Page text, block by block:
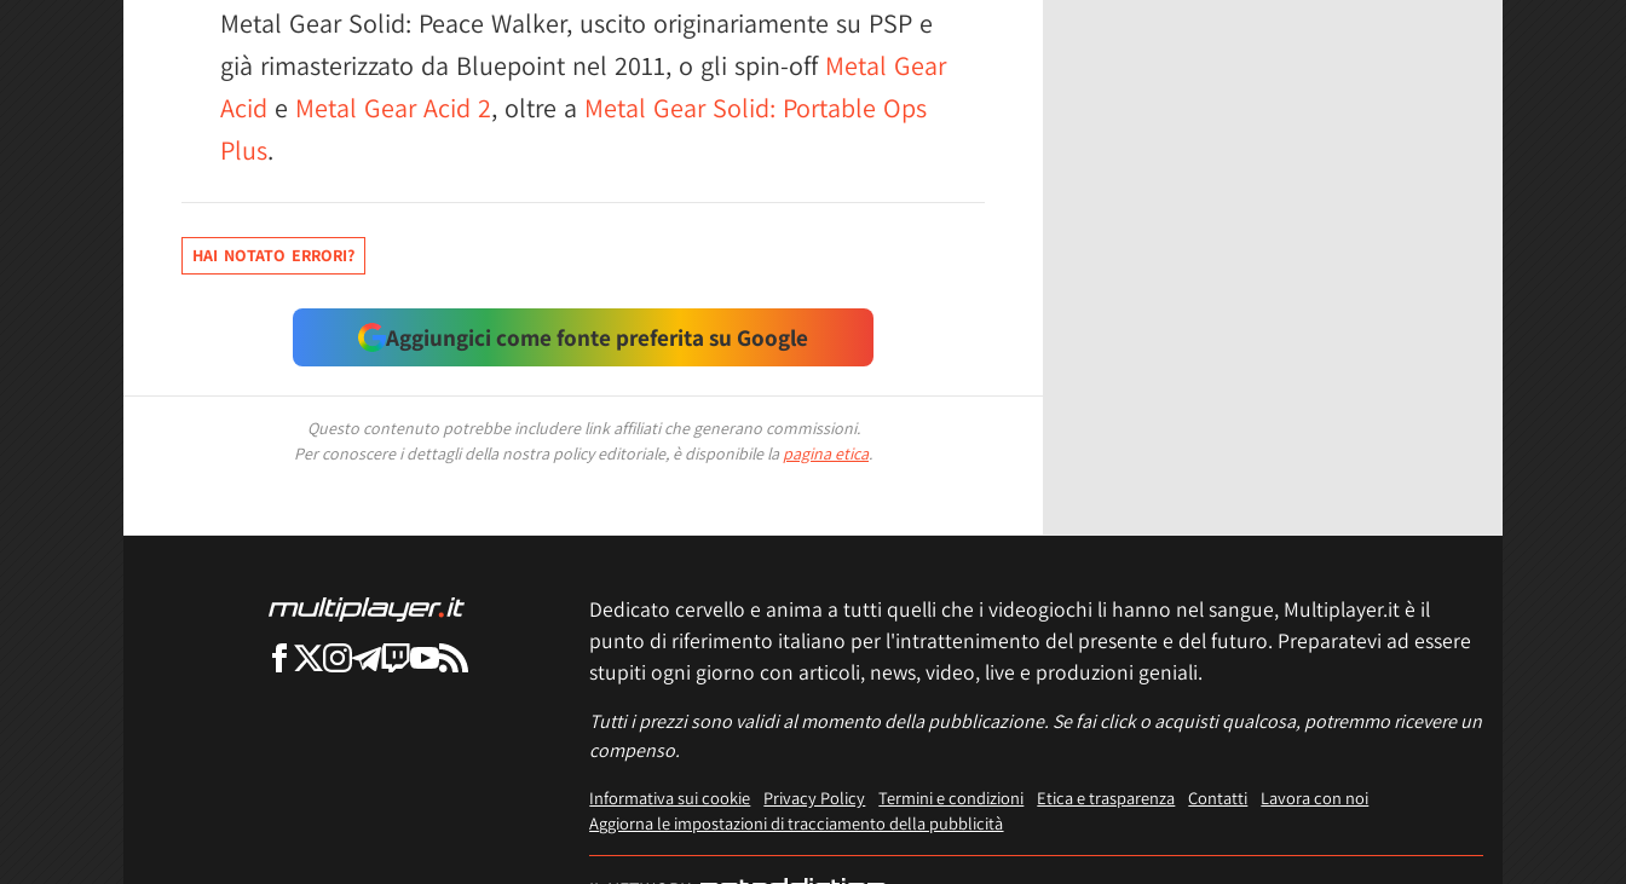
Metal Gear Solid: Peace Walker, uscito originariamente su PSP e
già rimasterizzato da Bluepoint nel 2011, o gli spin-off Metal Gear
Acid e Metal Gear Acid 2, oltre a Metal Gear Solid: Portable Ops
Plus.
HAI NOTATO ERRORI?
Aggiungici come fonte preferita su Google
Questo contenuto potrebbe includere link affiliati che generano commissioni.
Per conoscere i dettagli della nostra policy editoriale, è disponibile la pagina etica.
Dedicato cervello e anima a tutti quelli che i videogiochi li hanno nel sangue, Multiplayer.it è il
punto di riferimento italiano per l'intrattenimento del presente e del futuro. Preparatevi ad essere
stupiti ogni giorno con articoli, news, video, live e produzioni geniali.
Tutti i prezzi sono validi al momento della pubblicazione. Se fai click o acquisti qualcosa, potremmo ricevere un
compenso.
Informativa sui cookie Privacy Policy Termini e condizioni Etica e trasparenza Contatti
Lavora con noi
Aggiorna le impostazioni di tracciamento della pubblicità